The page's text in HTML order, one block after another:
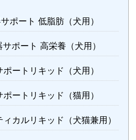
ポート 低脂肪（犬用）
ポート 高栄養（犬用）
ポートリキッド（犬用）
ポートリキッド（猫用）
ィカルリキッド（犬猫兼用）